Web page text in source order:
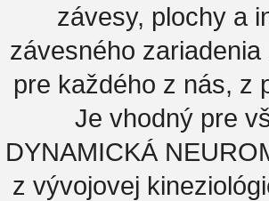
závesy, plochy a
závesného
pre každého z nás, z
Je vhodný pre
DYNAMICKÁ
z vývojovej